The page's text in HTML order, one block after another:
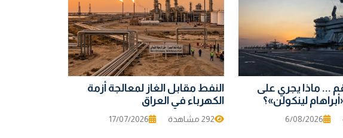
... ماذا يجري على
لينكولن»؟
6/08/2026
النفط مقابل الغاز لمعالجة أزمة
الكهرباء في العراق
292 مشاهدة 17/07/2026